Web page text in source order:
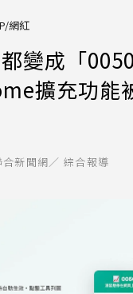
網紅
變成「
擴充功能
合新聞網／ 綜合報導